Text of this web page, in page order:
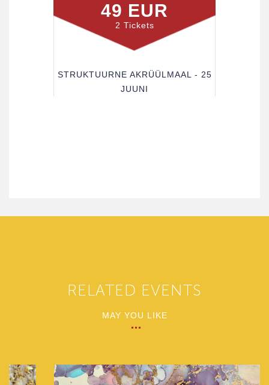
49 EUR
2 Tickets
STRUKTUURNE AKRÜÜLMAAL - 25
JUUNI
RELATED EVENTS
MAY YOU LIKE